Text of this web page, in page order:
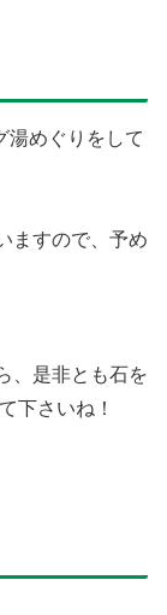
湯めぐりをして
ますので、予め
、是非とも石を
下さいね！